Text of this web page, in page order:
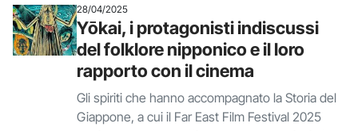
28/04/2025
Yōkai, i protagonisti indiscussi
del folklore nipponico e il loro
rapporto con il cinema
Gli spiriti che hanno accompagnato la Storia del
Giappone, a cui il Far East Film Festival 2025